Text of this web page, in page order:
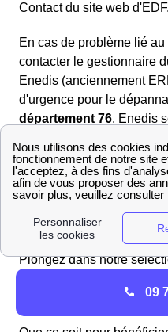
Contact du site web d'EDF.
En cas de problème lié
contacter le gestionnaire
Enedis (anciennement
d'urgence pour le
département 76. Enedis
Trouvez les meilleurs
Catenay
Si vous souhaitez avoir
faire une opinion
indispensable de les
Plongez dans notre
besoins énergétiques.09